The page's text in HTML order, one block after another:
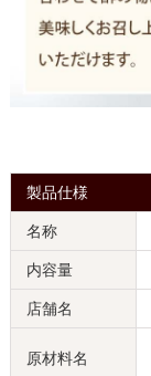
製品仕様
名称
内容量
店舗名
原材料名